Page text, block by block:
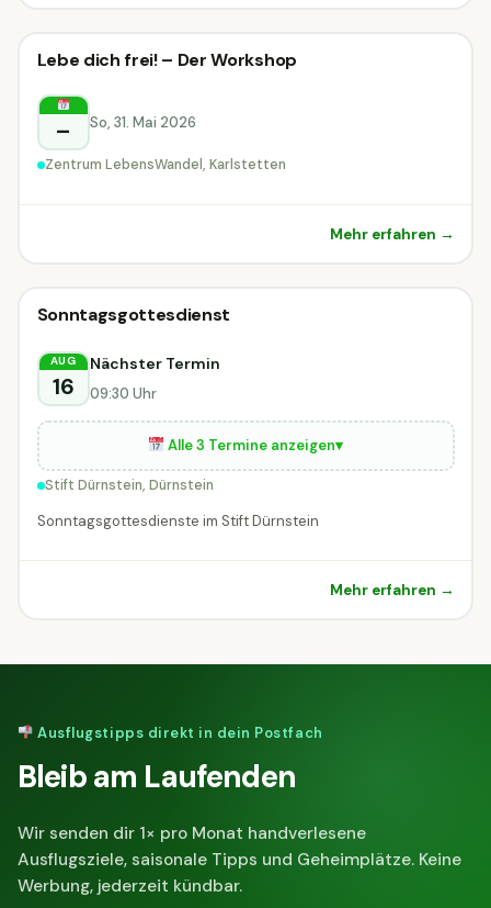
Sonstiges
Karlstetten
Sonstiges
Lebe dich frei! – Der Workshop
– So, 31. Mai 2026
Zentrum LebensWandel, Karlstetten
Mehr erfahren →
Sonstiges
Dürnstein
Sonstiges
Sonntagsgottesdienst
AUG
16
Nächster Termin
09:30 Uhr
Alle 3 Termine anzeigen▾
Stift Dürnstein, Dürnstein
Sonntagsgottesdienste im Stift Dürnstein
Mehr erfahren →
Ausflugstipps direkt in dein Postfach
Bleib am Laufenden
Wir senden dir 1× pro Monat handverlesene
Ausflugsziele, saisonale Tipps und Geheimplätze. Keine
Werbung, jederzeit kündbar.